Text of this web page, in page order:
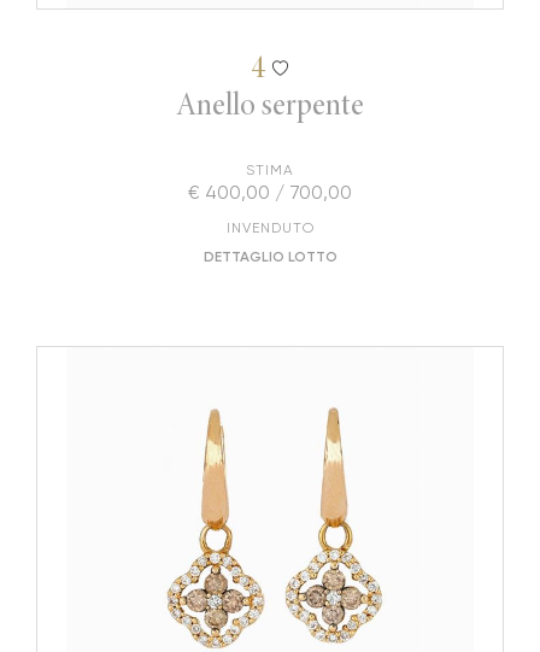
4
Anello serpente
STIMA
€ 400,00 / 700,00
INVENDUTO
DETTAGLIO LOTTO